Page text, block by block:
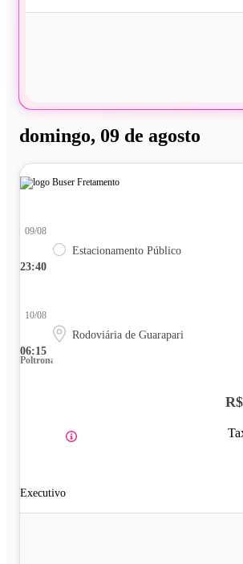
domingo, 09 de agosto
23:40
09/08
Estacionamento Público
06:15
10/08
Rodoviária de Guarapari
Poltrona
Executivo